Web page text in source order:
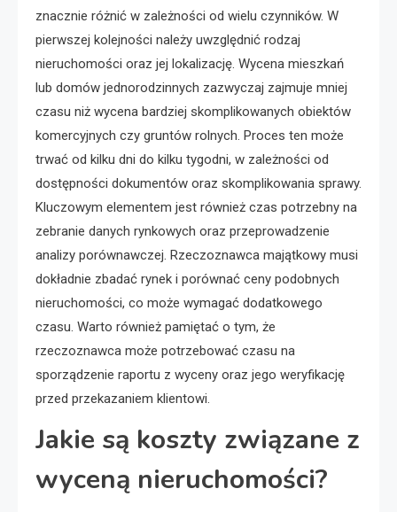
znacznie różnić w zależności od wielu czynników. W
pierwszej kolejności należy uwzględnić rodzaj
nieruchomości oraz jej lokalizację. Wycena mieszkań
lub domów jednorodzinnych zazwyczaj zajmuje mniej
czasu niż wycena bardziej skomplikowanych obiektów
komercyjnych czy gruntów rolnych. Proces ten może
trwać od kilku dni do kilku tygodni, w zależności od
dostępności dokumentów oraz skomplikowania sprawy.
Kluczowym elementem jest również czas potrzebny na
zebranie danych rynkowych oraz przeprowadzenie
analizy porównawczej. Rzeczoznawca majątkowy musi
dokładnie zbadać rynek i porównać ceny podobnych
nieruchomości, co może wymagać dodatkowego
czasu. Warto również pamiętać o tym, że
rzeczoznawca może potrzebować czasu na
sporządzenie raportu z wyceny oraz jego weryfikację
przed przekazaniem klientowi.
Jakie są koszty związane z
wyceną nieruchomości?